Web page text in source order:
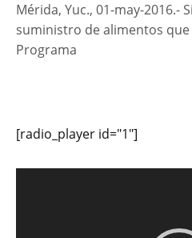
Mérida, Yuc., 01-may-2016.-
suministro de alimentos
Programa
[radio_player id="1"]